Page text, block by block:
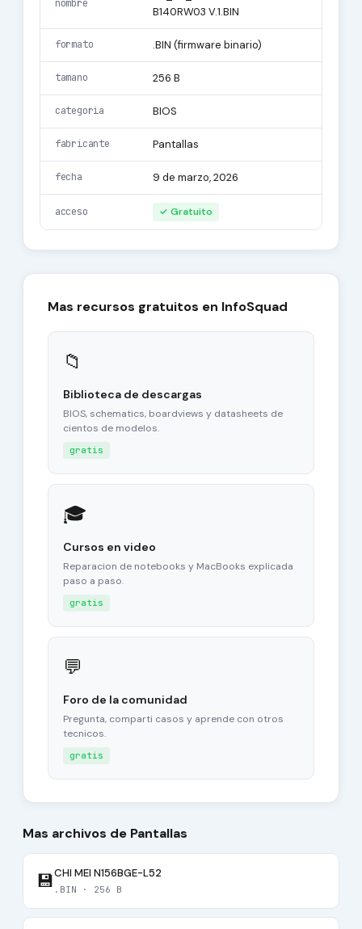
nombre
B140RW03 V.1.BIN
formato .BIN (firmware binario)
tamano 256 B
categoria BIOS
fabricante Pantallas
fecha 9 de marzo, 2026
acceso ✓ Gratuito
Mas recursos gratuitos en InfoSquad
📁
Biblioteca de descargas
BIOS, schematics, boardviews y datasheets de
cientos de modelos.
gratis
🎓
Cursos en video
Reparacion de notebooks y MacBooks explicada
paso a paso.
gratis
💬
Foro de la comunidad
Pregunta, comparti casos y aprende con otros
tecnicos.
gratis
Mas archivos de Pantallas
💾CHI MEI N156BGE-L52
.BIN · 256 B